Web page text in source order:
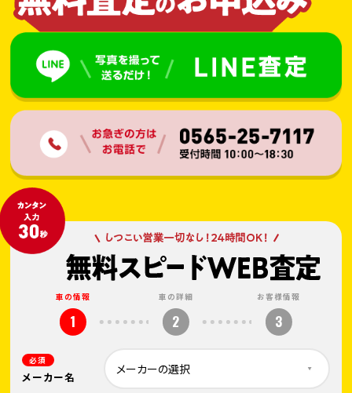
車の情報
1
車の詳細
2
お客様情報
3
必須
メーカー名